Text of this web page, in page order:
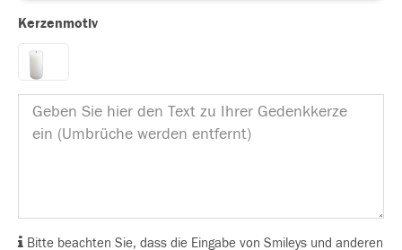
Kerzenmotiv
Bitte beachten Sie, dass die Eingabe von Smileys und anderen